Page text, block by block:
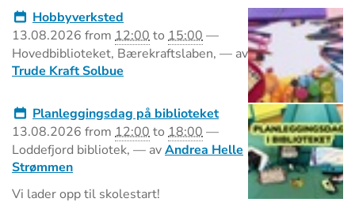
Hobbyverksted
13.08.2026 from 12:00to 15:00—
Hovedbiblioteket, Bærekraftslaben, — av
Trude Kraft Solbue
Planleggingsdag på biblioteket
13.08.2026 from 12:00to 18:00—
Loddefjord bibliotek, — avAndrea Helle
Strømmen
Vi lader opp til skolestart!